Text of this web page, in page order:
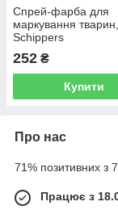
Спрей-фарба для
маркування тварин,
Schippers
252 ₴
Купити
Про нас
71% позитивних з 7
Працює з